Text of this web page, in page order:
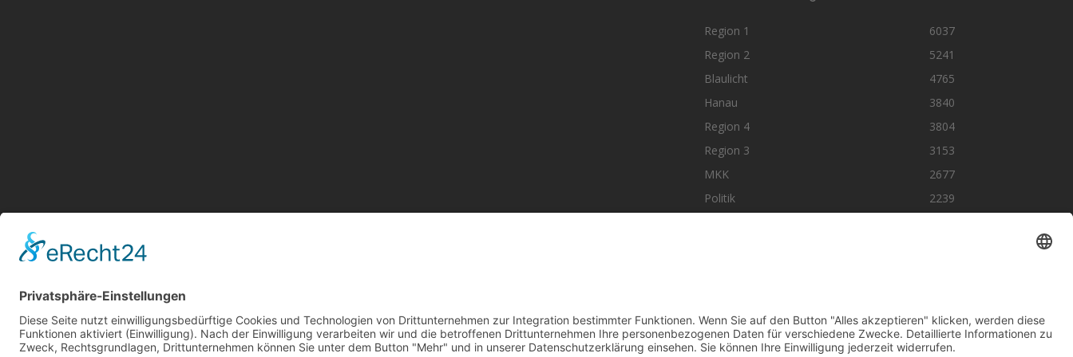
Region 1
6037
Region 2
5241
Blaulicht
4765
Hanau
3840
Region 4
3804
Region 3
3153
MKK
2677
Politik
2239
Kontaktiere uns: team@mkk-echo.de
Folge uns auf SocialMedia